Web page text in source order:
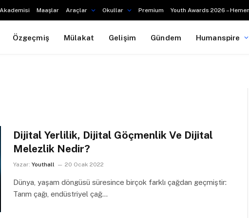
Maaşlar Araçlar Okullar Premium Youth Awards 2026 –
Özgeçmiş Mülakat Gelişim Gündem Humanspire
Dijital Yerlilik, Dijital Göçmenlik Ve Dijital
Melezlik Nedir?
Yazar: Youthall 20 Ocak 2022
Dünya, yaşam döngüsü süresince birçok farklı çağdan geçmiştir:
Tarım çağı, endüstriyel çağ…